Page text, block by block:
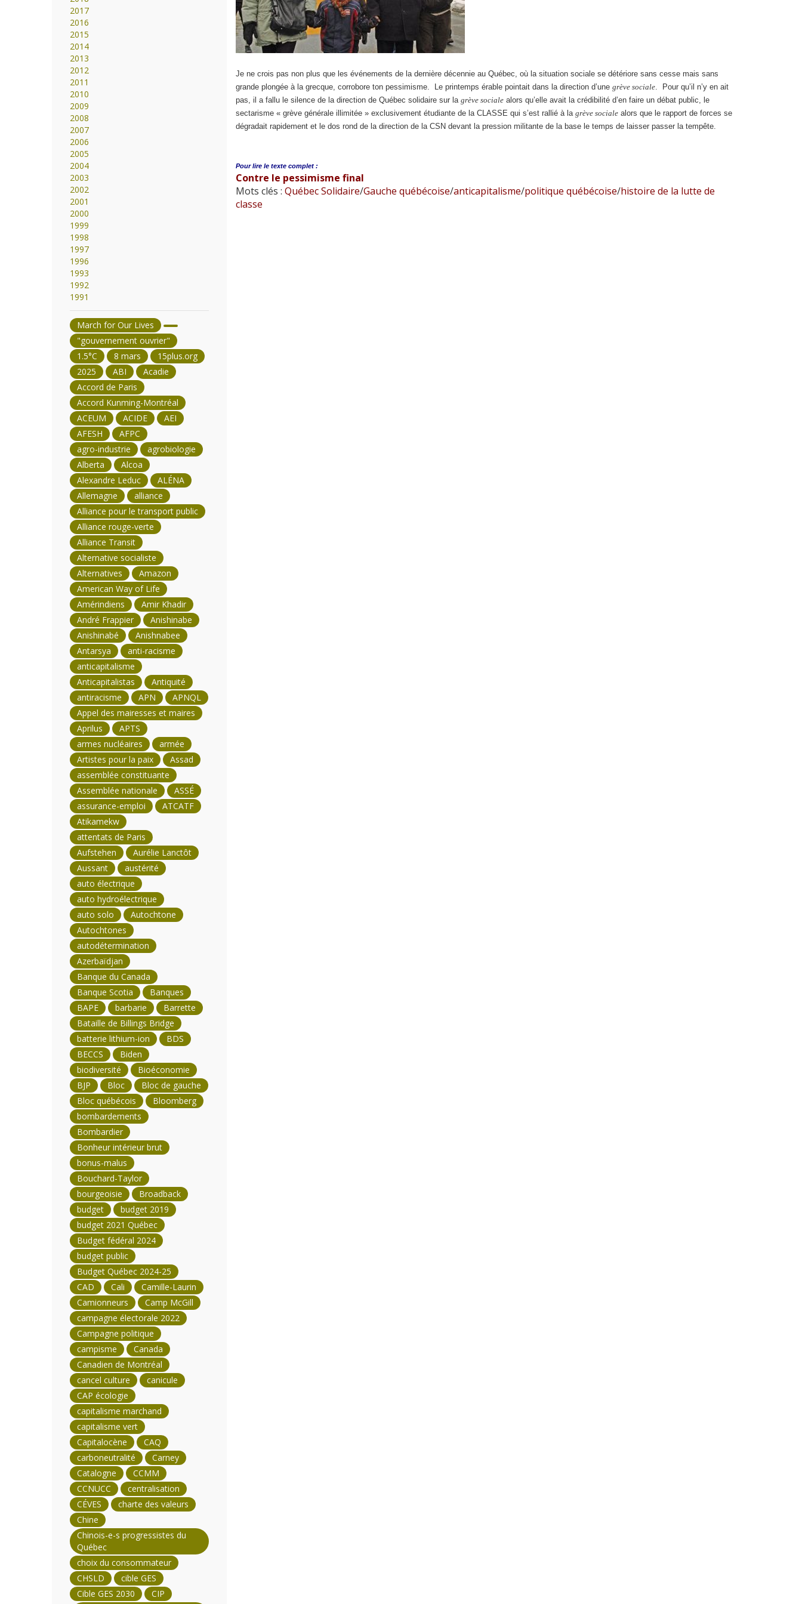
Je ne crois pas non plus que les événements de la dernière décennie au Québec, où la situation sociale se détériore sans cesse mais sans
grande plongée à la grecque, corrobore ton pessimisme. Le printemps érable pointait dans la direction d’une grève sociale. Pour qu’il n’y en ait
pas, il a fallu le silence de la direction de Québec solidaire sur la grève socialealors qu’elle avait la crédibilité d’en faire un débat public, le
sectarisme « grève générale illimitée » exclusivement étudiante de la CLASSE qui s’est rallié à la grève socialealors que le rapport de forces se
dégradait rapidement et le dos rond de la direction de la CSN devant la pression militante de la base le temps de laisser passer la tempête.
Pour lire le texte complet :
Contre le pessimisme final
Mots clés : Québec Solidaire/Gauche québécoise/anticapitalisme/politique québécoise/histoire de la lutte de
classe
2017
2016
2015
2014
2013
2012
2011
2010
2009
2008
2007
2006
2005
2004
2003
2002
2001
2000
1999
1998
1997
1996
1993
1992
1991
March for Our Lives
"gouvernement ouvrier"
1.5°C
8 mars
15plus.org
2025
ABI
Acadie
Accord de Paris
Accord Kunming-Montréal
ACEUM
ACIDE
AEI
AFESH
AFPC
agro-industrie
agrobiologie
Alberta
Alcoa
Alexandre Leduc
ALÉNA
Allemagne
alliance
Alliance pour le transport public
Alliance rouge-verte
Alliance Transit
Alternative socialiste
Alternatives
Amazon
American Way of Life
Amérindiens
Amir Khadir
André Frappier
Anishinabe
Anishinabé
Anishnabee
Antarsya
anti-racisme
anticapitalisme
Anticapitalistas
Antiquité
antiracisme
APN
APNQL
Appel des mairesses et maires
Aprilus
APTS
armes nucléaires
armée
Artistes pour la paix
Assad
assemblée constituante
Assemblée nationale
ASSÉ
assurance-emploi
ATCATF
Atikamekw
attentats de Paris
Aufstehen
Aurélie Lanctôt
Aussant
austérité
auto électrique
auto hydroélectrique
auto solo
Autochtone
Autochtones
autodétermination
Azerbaïdjan
Banque du Canada
Banque Scotia
Banques
BAPE
barbarie
Barrette
Bataille de Billings Bridge
batterie lithium-ion
BDS
BECCS
Biden
biodiversité
Bioéconomie
BJP
Bloc
Bloc de gauche
Bloc québécois
Bloomberg
bombardements
Bombardier
Bonheur intérieur brut
bonus-malus
Bouchard-Taylor
bourgeoisie
Broadback
budget
budget 2019
budget 2021 Québec
Budget fédéral 2024
budget public
Budget Québec 2024-25
CAD
Cali
Camille-Laurin
Camionneurs
Camp McGill
campagne électorale 2022
Campagne politique
campisme
Canada
Canadien de Montréal
cancel culture
canicule
CAP écologie
capitalisme marchand
capitalisme vert
Capitalocène
CAQ
carboneutralité
Carney
Catalogne
CCMM
CCNUCC
centralisation
CÉVES
charte des valeurs
Chine
Chinois-e-s progressistes du
Québec
choix du consommateur
CHSLD
cible GES
Cible GES 2030
CIP